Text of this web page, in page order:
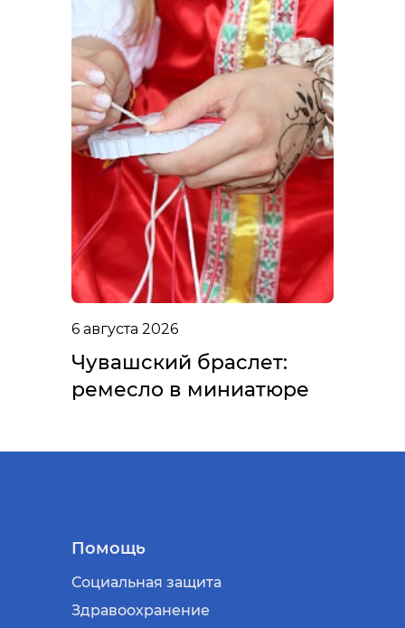
6 августа 2026
Чувашский браслет:
ремесло в миниатюре
Помощь
Социальная защита
Здравоохранение